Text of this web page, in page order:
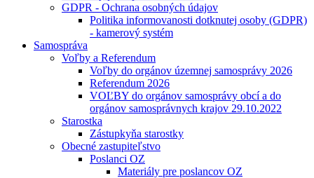
GDPR - Ochrana osobných údajov
Politika informovanosti dotknutej osoby (GDPR)
- kamerový systém
Samospráva
Voľby a Referendum
Voľby do orgánov územnej samosprávy 2026
Referendum 2026
VOĽBY do orgánov samosprávy obcí a do
orgánov samosprávnych krajov 29.10.2022
Starostka
Zástupkyňa starostky
Obecné zastupiteľstvo
Poslanci OZ
Materiály pre poslancov OZ